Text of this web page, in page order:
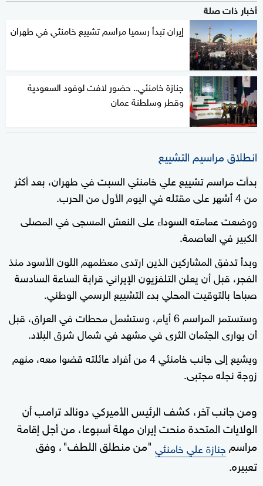
أخبار ذات صلة
إيران تبدأ رسميا مراسم تشييع خامنئي في طهران
جنازة خامنئي.. حضور لافت لوفود السعودية
وقطر وسلطنة عمان
انطلاق مراسيم التشييع
بدأت مراسم تشييع علي خامنئي السبت في طهران، بعد أكثر
من 4 أشهر على مقتله في اليوم الأول من الحرب.
ووضعت عمامته السوداء على النعش المسجى في المصلى
الكبير في العاصمة.
وبدأ تدفق المشاركين الذين ارتدى معظمهم اللون الأسود منذ
الفجر، قبل أن يعلن التلفزيون الإيراني قرابة الساعة السادسة
صباحا بالتوقيت المحلي بدء التشييع الرسمي الوطني.
وستستمر المراسم 6 أيام، وستشمل محطات في العراق، قبل
أن يوارى الجثمان الثرى في مشهد في شمال شرق البلاد.
ويشيع إلى جانب خامنئي 4 من أفراد عائلته قضوا معه، منهم
زوجة نجله مجتبى.
ومن جانب آخر، كشف الرئيس الأميركي دونالد ترامب أن
الولايات المتحدة منحت إيران مهلة أسبوعا، من أجل إقامة
مراسم جنازة علي خامنئي "من منطلق اللطف"، وفق
تعبيره.